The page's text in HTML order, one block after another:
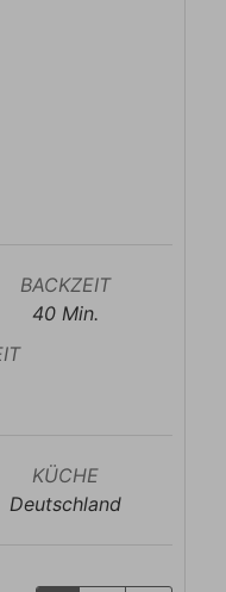
BACKZEIT
40Minuten
Min.
KÜCHE
Deutschland